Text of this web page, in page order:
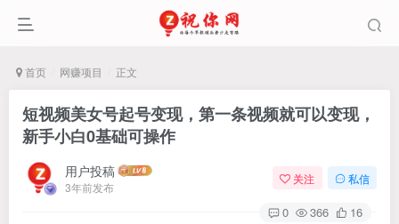
首页 网赚项目 正文
短视频美女号起号变现，第一条视频就可以变现，
新手小白0基础可操作
用户投稿
3年前发布
关注 私信
0 366 16